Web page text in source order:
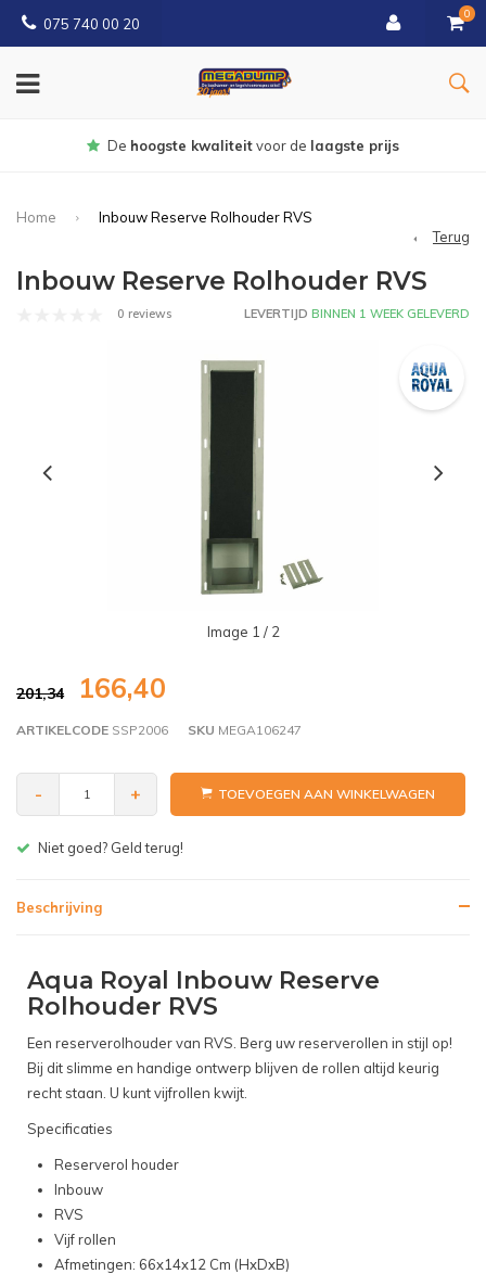
075 740 00 20
0
Gratisbezorgd vanaf € 150
Home
Inbouw Reserve Rolhouder RVS
Terug
Inbouw Reserve Rolhouder RVS
0 reviews LEVERTIJD BINNEN 1 WEEK GELEVERD
Image 1 / 2
201,34 166,40
ARTIKELCODE SSP2006 SKU MEGA106247
- + TOEVOEGEN AAN WINKELWAGEN
Gratis bezorgen v.a. € 150,- (NL)
Beschrijving
Aqua Royal Inbouw Reserve
Rolhouder RVS
Een reserverolhouder van RVS. Berg uw reserverollen in stijl op!
Bij dit slimme en handige ontwerp blijven de rollen altijd keurig
recht staan. U kunt vijfrollen kwijt.
Specificaties
Reserverol houder
Inbouw
RVS
Vijf rollen
Afmetingen: 66x14x12 Cm (HxDxB)